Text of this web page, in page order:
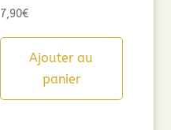
7,90€
Ajouter au
panier